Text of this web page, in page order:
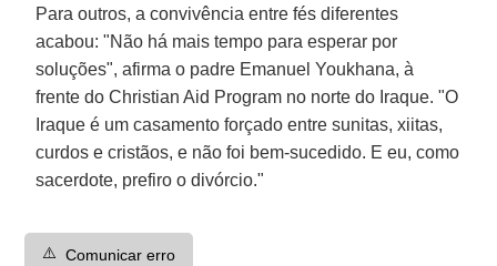
Para outros, a convivência entre fés diferentes
acabou: "Não há mais tempo para esperar por
soluções", afirma o padre Emanuel Youkhana, à
frente do Christian Aid Program no norte do Iraque. "O
Iraque é um casamento forçado entre sunitas, xiitas,
curdos e cristãos, e não foi bem-sucedido. E eu, como
sacerdote, prefiro o divórcio."
⚠️ Comunicar erro